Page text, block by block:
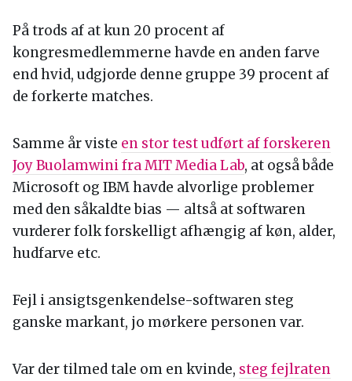
På trods af at kun 20 procent af
kongresmedlemmerne havde en anden farve
end hvid, udgjorde denne gruppe 39 procent af
de forkerte matches.
Samme år viste en stor test udført af forskeren
Joy Buolamwini fra MIT Media Lab, at også både
Microsoft og IBM havde alvorlige problemer
med den såkaldte bias — altså at softwaren
vurderer folk forskelligt afhængig af køn, alder,
hudfarve etc.
Fejl i ansigtsgenkendelse-softwaren steg
ganske markant, jo mørkere personen var.
Var der tilmed tale om en kvinde, steg fejlraten